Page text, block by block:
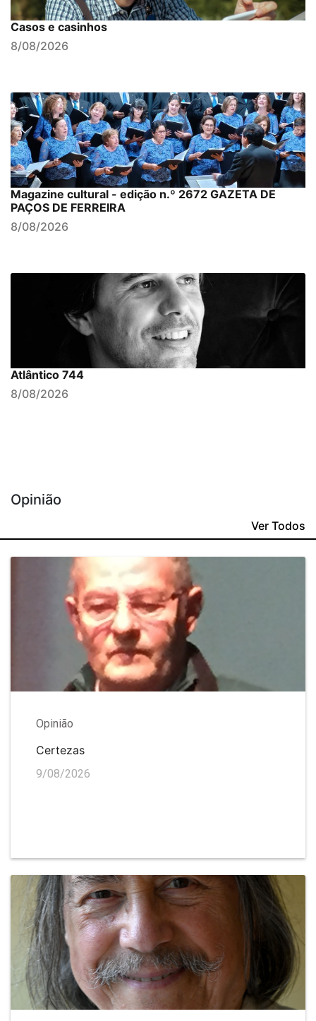
Casos e casinhos
8/08/2026
Magazine cultural - edição n.º 2672 GAZETA DE
PAÇOS DE FERREIRA
8/08/2026
Atlântico 744
8/08/2026
Opinião
Ver Todos
Opinião
Certezas
9/08/2026